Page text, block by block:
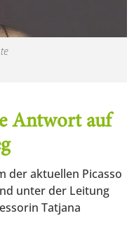
Antwort auf
der aktuellen Picasso
unter der Leitung
Tatjana